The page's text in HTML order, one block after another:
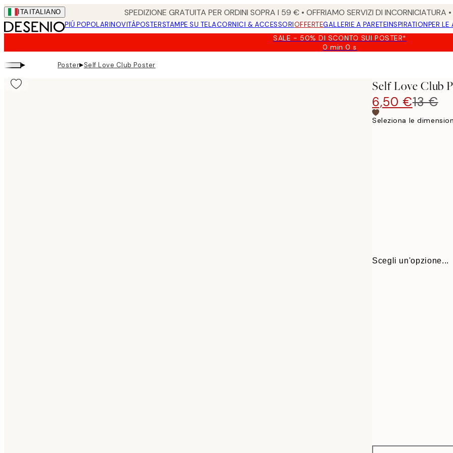
Skip
to
main
ITA ITALIANO SPEDIZIONE GRATUITA PER ORDINI SOPRA I 59 € • OFFRIAMO SERVIZI DI
PIÚ POPOLARINOVITÀPOSTERSTAMPE SU TELACORNICI & ACCESSORIOFFERTEGALLERIE A PARETEINSPIRATIONPER LE
SALE - 50% DI SCONTO SUI POSTER*
0 min0 s
Valido
▸ Poster▸Self Love Club Poster
Self Love Club
6,50 €13 €
Seleziona le
Scegli un'opzione...